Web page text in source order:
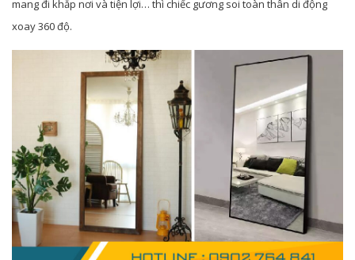
mang đi khắp nơi và tiện lợi… thì chiếc gương soi toàn thân di động
xoay 360 độ.